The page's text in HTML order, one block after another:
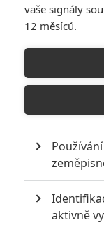
Mlátička s
| 13.07.2020 18:07
vaše signály
12 měsíců.
aktivně